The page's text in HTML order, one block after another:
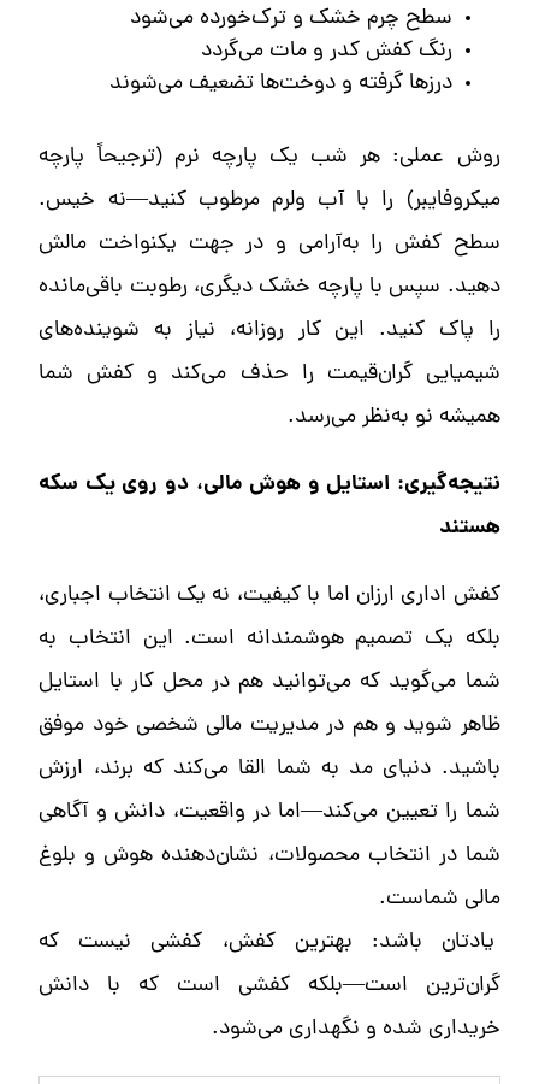
سطح چرم خشک و ترک‌خورده می‌شود
رنگ کفش کدر و مات می‌گردد
درزها گرفته و دوخت‌ها تضعیف می‌شوند
روش عملی: هر شب یک پارچه نرم (ترجیحاً پارچه
میکروفایبر) را با آب ولرم مرطوب کنید—نه خیس.
سطح کفش را به‌آرامی و در جهت یکنواخت مالش
دهید. سپس با پارچه خشک دیگری، رطوبت باقی‌مانده
را پاک کنید. این کار روزانه، نیاز به شوینده‌های
شیمیایی گران‌قیمت را حذف می‌کند و کفش شما
همیشه نو به‌نظر می‌رسد.
نتیجه‌گیری: استایل و هوش مالی، دو روی یک سکه
هستند
کفش اداری ارزان اما با کیفیت، نه یک انتخاب اجباری،
بلکه یک تصمیم هوشمندانه است. این انتخاب به
شما می‌گوید که می‌توانید هم در محل کار با استایل
ظاهر شوید و هم در مدیریت مالی شخصی خود موفق
باشید. دنیای مد به شما القا می‌کند که برند، ارزش
شما را تعیین می‌کند—اما در واقعیت، دانش و آگاهی
شما در انتخاب محصولات، نشان‌دهنده هوش و بلوغ
مالی شماست.
یادتان باشد: بهترین کفش، کفشی نیست که
گران‌ترین است—بلکه کفشی است که با دانش
خریداری شده و نگهداری می‌شود.